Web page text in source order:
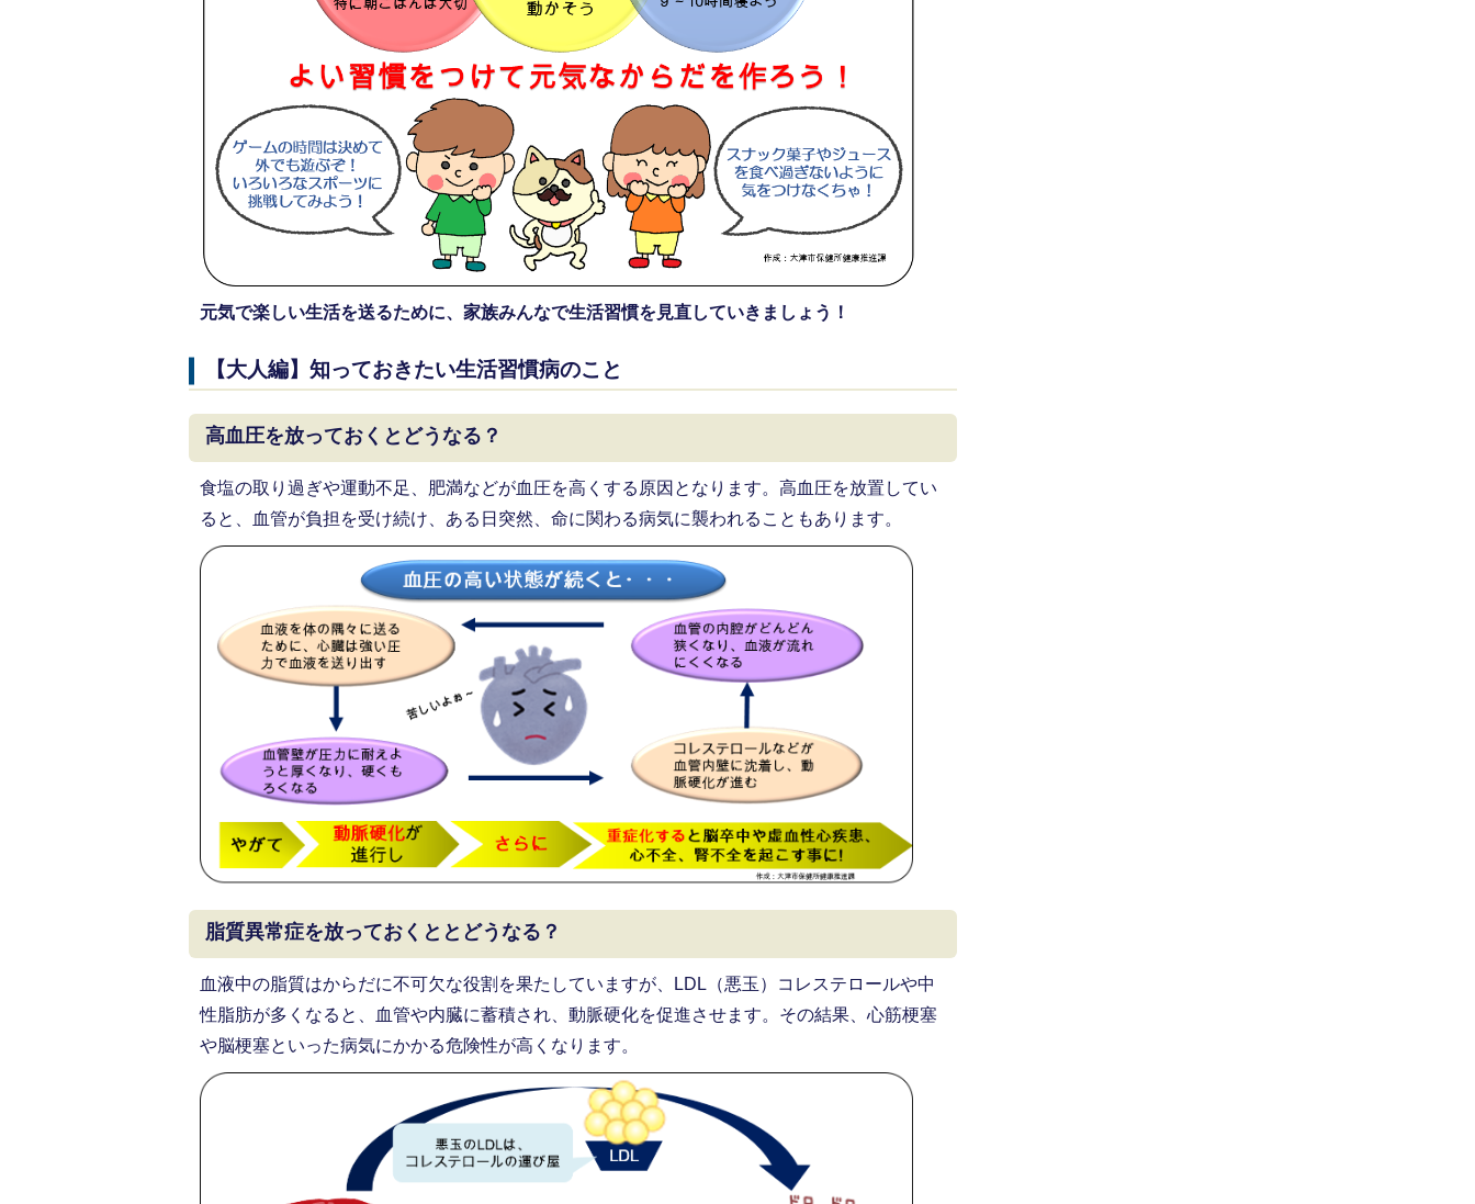
元気で楽しい生活を送るために、家族みんなで生活習慣を見直していきましょう！
【大人編】知っておきたい生活習慣病のこと
高血圧を放っておくとどうなる？
食塩の取り過ぎや運動不足、肥満などが血圧を高くする原因となります。高血圧を放置してい
ると、血管が負担を受け続け、ある日突然、命に関わる病気に襲われることもあります。
脂質異常症を放っておくととどうなる？
血液中の脂質はからだに不可欠な役割を果たしていますが、LDL（悪玉）コレステロールや中
性脂肪が多くなると、血管や内臓に蓄積され、動脈硬化を促進させます。その結果、心筋梗塞
や脳梗塞といった病気にかかる危険性が高くなります。